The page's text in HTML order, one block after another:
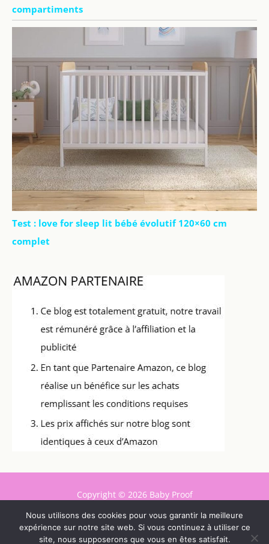
compartiments
Test : love for sleep lit bébé évolutif 120×60 cm
complet
Copyright © 2026 Baby Proof
Contact
Mentions légales
Nous utilisons des cookies pour vous garantir la meilleure
expérience sur notre site web. Si vous continuez à utiliser ce
site, nous supposerons que vous en êtes satisfait.